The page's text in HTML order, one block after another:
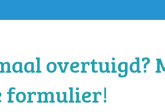
overtuigd?
formulier!